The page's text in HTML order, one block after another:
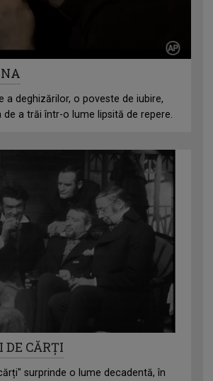
a deghizărilor, o poveste de iubire,
de a trăi într-o lume lipsită de repere.
DE CĂRŢI
surprinde o lume decadentă, în